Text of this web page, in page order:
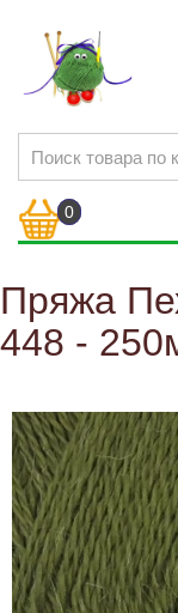
0
Пряжа
448 -